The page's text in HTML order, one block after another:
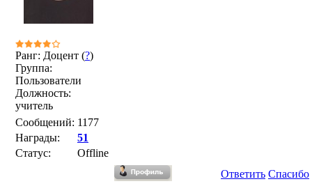
Ранг: Доцент (?)
Группа:
Пользователи
Должность:
учитель
Сообщений: 1177
Награды:
51
Статус:
Offline
Ответить Спасибо